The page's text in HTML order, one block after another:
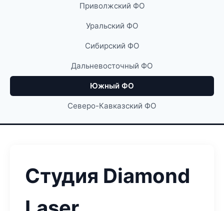
Приволжский ФО
Уральский ФО
Сибирский ФО
Дальневосточный ФО
Южный ФО
Северо-Кавказский ФО
Студия Diamond